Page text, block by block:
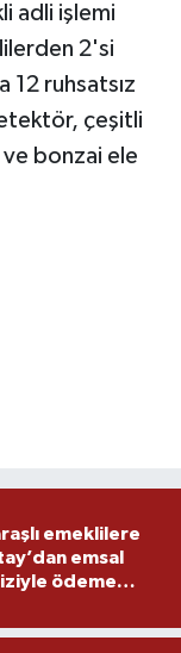
adli işlemi
2'si
12 ruhsatsız
çeşitli
bonzai ele
emeklilere
emsal
ödeme